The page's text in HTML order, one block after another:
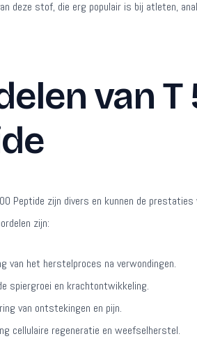
deze stof, die erg populair is bij atleten,
van T
Peptide zijn divers en kunnen de
zijn:
van het herstelproces na verwondingen.
spiergroei en krachtontwikkeling.
van ontstekingen en pijn.
cellulaire regeneratie en weefselherstel.